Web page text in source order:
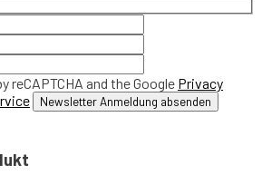
and the Google Privacy